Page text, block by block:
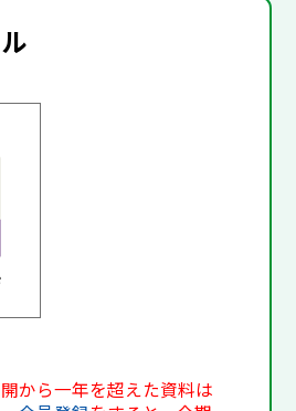
から一年を超えた資料は